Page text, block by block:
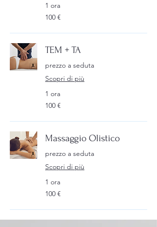
1 ora
100
euro
100 €
TEM + TA
prezzo a seduta
Scopri di più
1 ora
100
euro
100 €
Massaggio Olistico
prezzo a seduta
Scopri di più
1 ora
100
euro
100 €